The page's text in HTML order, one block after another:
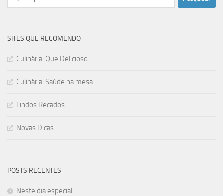
por:
SITES QUE RECOMENDO
Culinária: Que Delicioso
Culinária: Saúde na mesa
Lindos Recados
Novas Dicas
POSTS RECENTES
Neste dia especial